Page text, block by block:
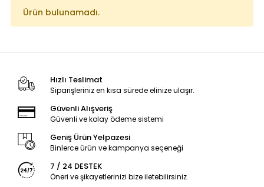
Ürün bulunamadı.
Hızlı Teslimat
Siparişleriniz en kısa sürede elinize ulaşır.
Güvenli Alışveriş
Güvenli ve kolay ödeme sistemi
Geniş Ürün Yelpazesi
Binlerce ürün ve kampanya seçeneği
7 / 24 DESTEK
Öneri ve şikayetlerinizi bize iletebilirsiniz.